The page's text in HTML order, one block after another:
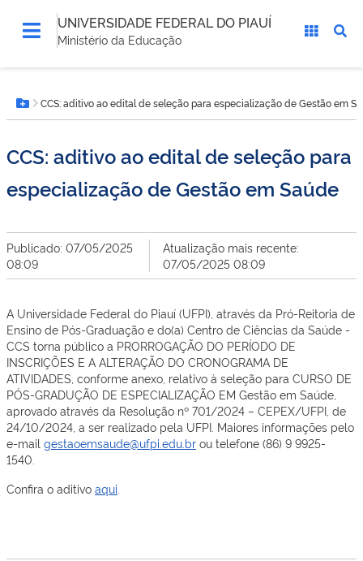
UNIVERSIDADE FEDERAL DO PIAUÍ
Ministério da Educação
está
aqui:Botão Menu
CCS: aditivo ao edital de seleção para especialização de Gestão em
CCS: aditivo ao edital de seleção para
especialização de Gestão em Saúde
Publicado: 07/05/2025
08:09
Atualização mais recente:
07/05/2025 08:09
A Universidade Federal do Piauí (UFPI), através da Pró-Reitoria de
Ensino de Pós-Graduação e do(a) Centro de Ciências da Saúde -
CCS torna público a PRORROGAÇÃO DO PERÍODO DE
INSCRIÇÕES E A ALTERAÇÃO DO CRONOGRAMA DE
ATIVIDADES, conforme anexo, relativo à seleção para CURSO DE
PÓS-GRADUÇÃO DE ESPECIALIZAÇÃO EM Gestão em Saúde,
aprovado através da Resolução nº 701/2024 – CEPEX/UFPI, de
24/10/2024, a ser realizado pela UFPI. Maiores informações pelo
e-mail gestaoemsaude@ufpi.edu.br ou telefone (86) 9 9925-
1540.
Confira o aditivo aqui